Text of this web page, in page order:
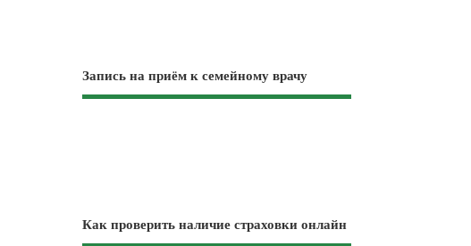
Запись на приём к семейному врачу
Как проверить наличие страховки онлайн